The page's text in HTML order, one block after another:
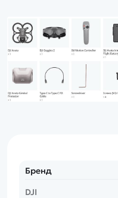
Бренд
DJI